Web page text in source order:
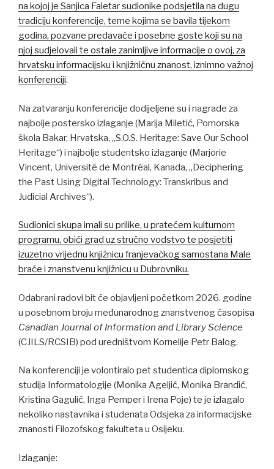
na kojoj je Sanjica Faletar sudionike podsjetila na dugu
tradiciju konferencije, teme kojima se bavila tijekom
godina, pozvane predavače i posebne goste koji su na
njoj sudjelovali te ostale zanimljive informacije o ovoj, za
hrvatsku informacijsku i knjižničnu znanost, iznimno važnoj
konferenciji.
Na zatvaranju konferencije dodijeljene su i nagrade za
najbolje postersko izlaganje (Marija Miletić, Pomorska
škola Bakar, Hrvatska, „S.O.S. Heritage: Save Our School
Heritage“) i najbolje studentsko izlaganje (Marjorie
Vincent, Université de Montréal, Kanada, „Deciphering
the Past Using Digital Technology: Transkribus and
Judicial Archives“).
Sudionici skupa imali su prilike, u pratećem kulturnom
programu, obići grad uz stručno vodstvo te posjetiti
izuzetno vrijednu knjižnicu franjevačkog samostana Male
braće i znanstvenu knjižnicu u Dubrovniku.
Odabrani radovi bit će objavljeni početkom 2026. godine
u posebnom broju međunarodnog znanstvenog časopisa
Canadian Journal of Information and Library Science
(CJILS/RCSIB) pod uredništvom Kornelije Petr Balog.
Na konferenciji je volontiralo pet studentica diplomskog
studija Informatologije (Monika Ageljić, Monika Brandić,
Kristina Gagulić, Inga Pemper i Irena Poje) te je izlagalo
nekoliko nastavnika i studenata Odsjeka za informacijske
znanosti Filozofskog fakulteta u Osijeku.
Izlaganje: